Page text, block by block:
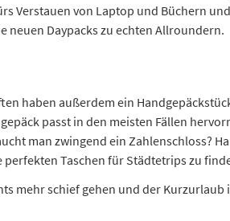
Verstauen von Laptop und Büchern
neuen Daypacks zu echten Allroundern.
haben außerdem ein
passt in den meisten Fällen
man zwingend ein Zahlenschloss?
Taschen für Städtetrips zu
mehr schief gehen und der